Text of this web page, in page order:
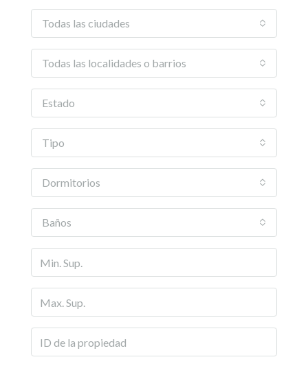
Todas las ciudades
Todas las localidades o barrios
Estado
Tipo
Dormitorios
Baños